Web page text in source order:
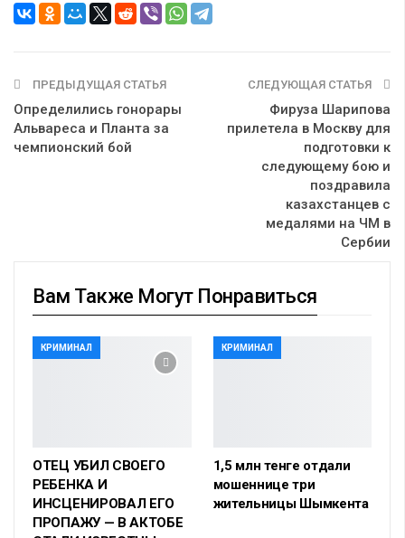
ПРЕДЫДУЩАЯ СТАТЬЯ
Определились гонорары
Альвареса и Планта за
чемпионский бой
СЛЕДУЮЩАЯ СТАТЬЯ
Фируза Шарипова
прилетела в Москву для
подготовки к
следующему бою и
поздравила
казахстанцев с
медалями на ЧМ в
Сербии
Вам Также Могут Понравиться
КРИМИНАЛ
ОТЕЦ УБИЛ СВОЕГО
РЕБЕНКА И
ИНСЦЕНИРОВАЛ ЕГО
ПРОПАЖУ — В АКТОБЕ
КРИМИНАЛ
1,5 млн тенге отдали
мошеннице три
жительницы Шымкента